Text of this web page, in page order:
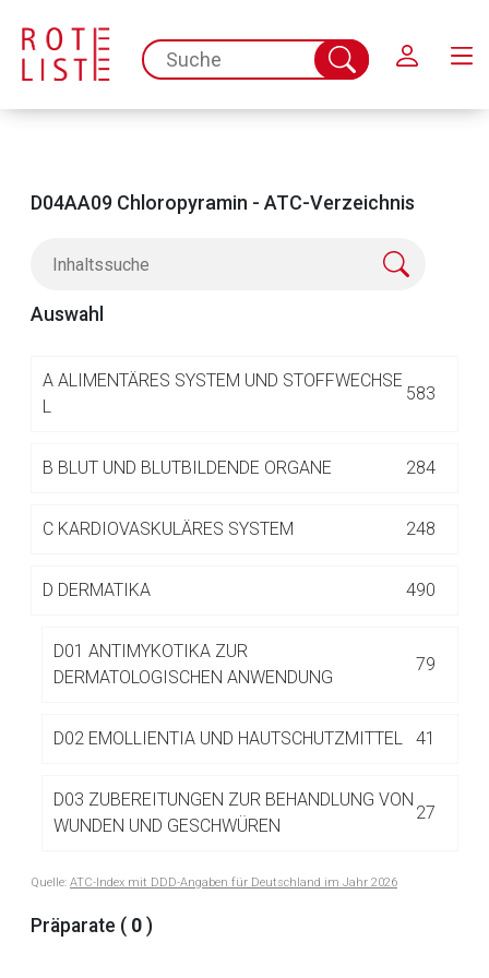
spc.search.input.placeholder
Suche
abschicken
D04AA09 Chloropyramin - ATC-Verzeichnis
Auswahl
A ALIMENTÄRES SYSTEM UND STOFFWECHSE
L
583
B BLUT UND BLUTBILDENDE ORGANE 284
C KARDIOVASKULÄRES SYSTEM 248
D DERMATIKA 490
D01 ANTIMYKOTIKA ZUR
DERMATOLOGISCHEN ANWENDUNG
79
D02 EMOLLIENTIA UND HAUTSCHUTZMITTEL 41
D03 ZUBEREITUNGEN ZUR BEHANDLUNG VON
WUNDEN UND GESCHWÜREN
27
D04 ANTIPRURIGINOSA, INKL.
ANTIHISTAMINIKA, ANÄSTHETIKA ETC.
Quelle: ATC-Index mit DDD-Angaben für Deutschland im Jahr 2026
Präparate ( 0 )
Aufruf einer externen Seite
Seite. Für die Inhalte der externen Web-Seite ist deren
Datenschutzbestimmungen.
Zur Seite